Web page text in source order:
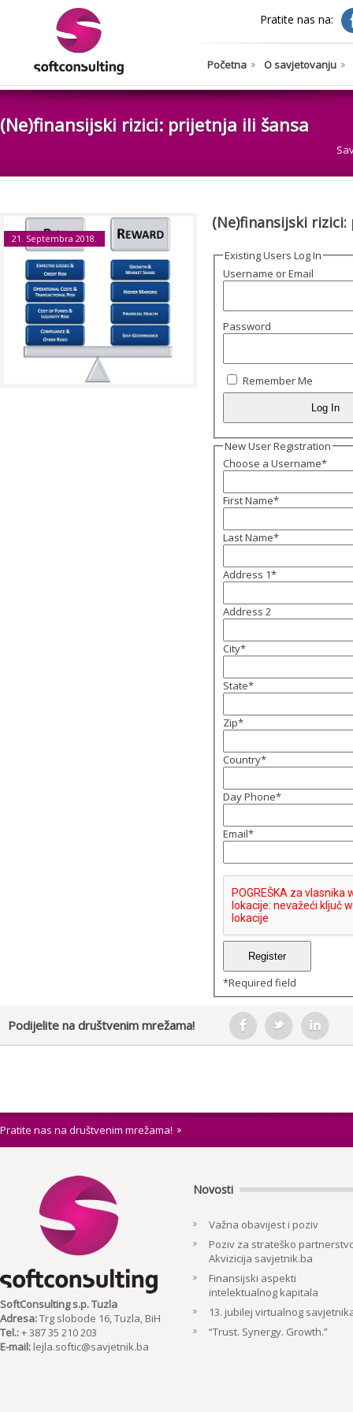
Pratite nas na:
Početna O savjetovanju
(Ne)finansijski rizici: prijetnja ili šansa
21. Septembra 2018.
(Ne)finansijski
Existing Users Log In
Username or Email
Password
Remember Me
New User Registration
Choose a Username*
First Name*
Last Name*
Address 1*
Address 2
City*
State*
Zip*
Country*
Day Phone*
Email*
*Required field
Podijelite na društvenim mrežama!
Pratite nas na društvenim mrežama!
SoftConsulting s.p. Tuzla
Adresa:Trg slobode 16, Tuzla, BiH
Tel.:+ 387 35 210 203
E-mail: lejla.softic@savjetnik.ba
Novosti
Važna obavijest i poziv
Poziv za strateško
Akvizicija savjetnik.ba
Finansijski aspekti
intelektualnog kapitala
13. jubilej virtualnog
“Trust. Synergy. Growth.”